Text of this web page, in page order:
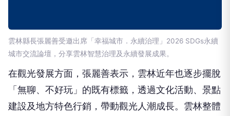
雲林縣長張麗善受邀出席「幸福城市．永續治理」2026 SDGs永續
城市交流論壇，分享雲林智慧治理及永續發展成果。
在觀光發展方面，張麗善表示，雲林近年也逐步擺脫
「無聊、不好玩」的既有標籤，透過文化活動、景點
建設及地方特色行銷，帶動觀光人潮成長。雲林整體